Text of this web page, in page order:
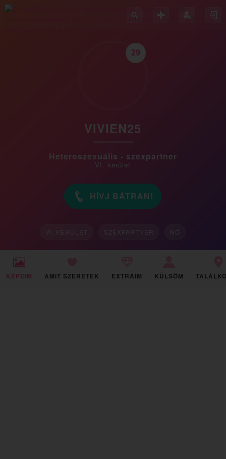
29
VIVIEN25
Heteroszexuális - szexpartner
VI. kerület
HÍVJ BÁTRAN!
VI. KERÜLET SZEXPARTNER NŐ
KÉPEIM AMIT SZERETEK EXTRÁIM KÜLSŐM